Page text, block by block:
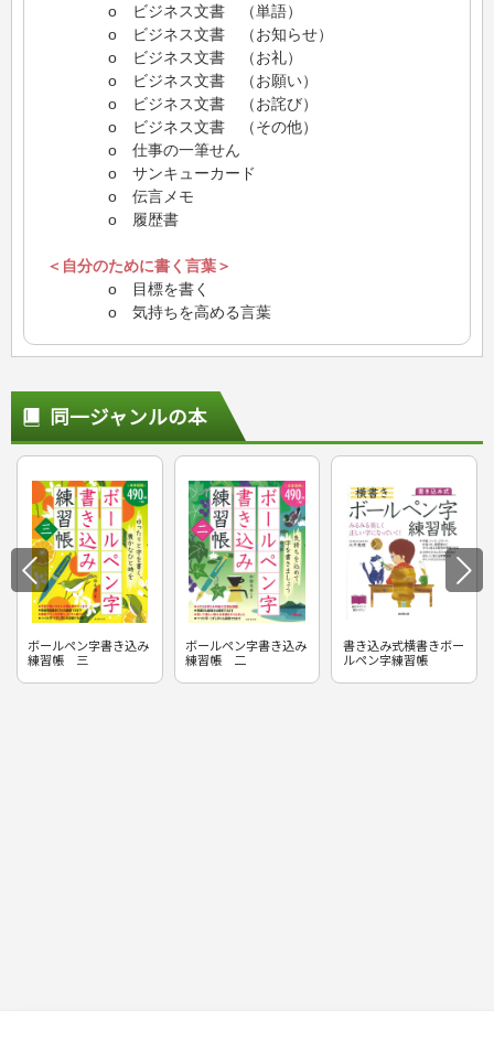
o ビジネス文書 （単語）
o ビジネス文書 （お知らせ）
o ビジネス文書 （お礼）
o ビジネス文書 （お願い）
o ビジネス文書 （お詫び）
o ビジネス文書 （その他）
o 仕事の一筆せん
o サンキューカード
o 伝言メモ
o 履歴書
＜自分のために書く言葉＞
o 目標を書く
o 気持ちを高める言葉
同一ジャンルの本
ボールペン字書き込み
練習帳 三
ボールペン字書き込み
練習帳 二
書き込み式横書きボー
ルペン字練習帳